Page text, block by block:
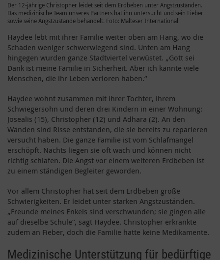
Der 12-jährige Christopher leidet seit dem Erdbeben unter Angstzuständen.
Das medizinische Team unseres Partners hat ihn untersucht und sein Fieber
sowie seine Angstzustände behandelt. Foto: Malteser International
Haydee lebt mit ihrer Familie weiter oben am Hang, wo die
Schäden weniger schwerwiegend sind. Unten am Hang
hingegen wurden ganze Stadtviertel verwüstet. „Gott sei
Dank ist meine Familie in Sicherheit. Aber ich kannte viele
Menschen, die ihr Leben verloren haben.“
Haydee wohnt zusammen mit ihrer Tochter, ihrem
Schwiegersohn und deren drei Kindern in einer Wohnung:
Josealis (15), Christopher (12) und Adhara (2). An den
Wänden sind Risse entstanden, die sie bereits zu reparieren
versucht haben. Die ganze Familie ist vom Schlafmangel
erschöpft. Nachts liegen sie oft wach und können nicht
richtig schlafen. Die Angst vor einem weiteren Erdbeben ist
zu einem ständigen Begleiter geworden.
Vor allem Christopher hat seit dem Erdbeben große
Schwierigkeiten. Er leidet unter starken Angstzuständen.
„Freunde meines Enkels sind verschwunden; sie gingen alle
auf dieselbe Schule“, sagt Haydee. Christopher erkrankte
zudem an Fieber, doch die Familie hatte keine Medikamente.
Medizinische Unterstützung für bedürftige